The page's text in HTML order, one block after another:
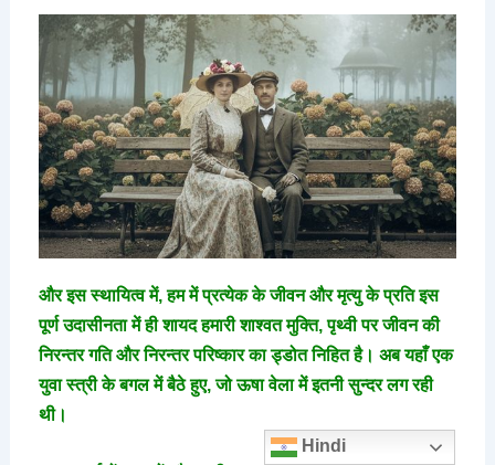
और इस स्थायित्व में, हम में प्रत्येक के जीवन और मृत्यु के प्रति इस
पूर्ण उदासीनता में ही शायद हमारी शाश्वत मुक्ति, पृथ्वी पर जीवन की
निरन्तर गति और निरन्तर परिष्कार का ड्डोत निहित है। अब यहाँ एक
युवा स्त्री के बगल में बैठे हुए, जो ऊषा वेला में इतनी सुन्दर लग रही
थी।
Hindi